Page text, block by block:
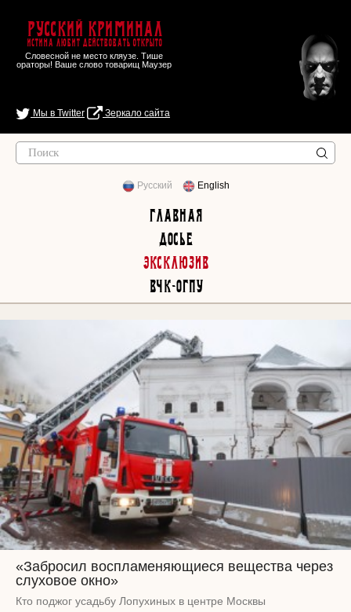
Русский Криминал
Истина любит действовать открыто
Словесной не место кляузе. Тише
ораторы! Ваше слово товарищ Маузер
Мы в Twitter Зеркало сайта
Русский English
Главная
Досье
Эксклюзив
ВЧК-ОГПУ
«Забросил воспламеняющиеся вещества через
слуховое окно»
Кто поджог усадьбу Лопухиных в центре Москвы